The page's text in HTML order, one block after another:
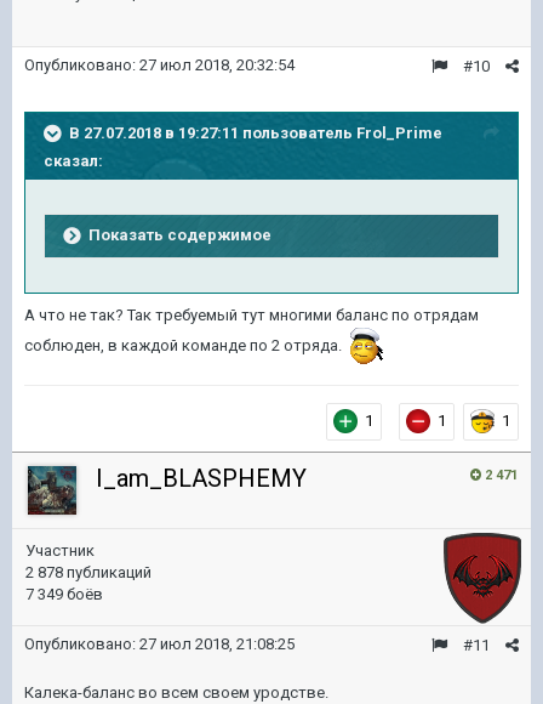
#10
Опубликовано: 27 июл 2018, 20:32:54
В 27.07.2018 в 19:27:11 пользователь Frol_Prime
сказал:
Показать содержимое
А что не так? Так требуемый тут многими баланс по отрядам
соблюден, в каждой команде по 2 отряда.
1 1 1
2 471
I_am_BLASPHEMY
Участник
2 878 публикаций
7 349 боёв
#11
Опубликовано: 27 июл 2018, 21:08:25
Калека-баланс во всем своем уродстве.